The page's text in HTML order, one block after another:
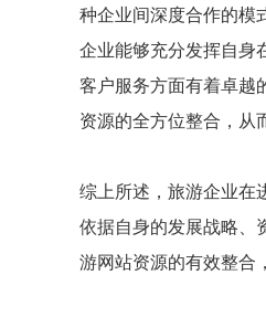
种企业间深度合作的模
企业能够充分发挥自身
客户服务方面有着卓越
资源的全方位整合，从
综上所述，旅游企业在
依据自身的发展战略、
游网站资源的有效整合